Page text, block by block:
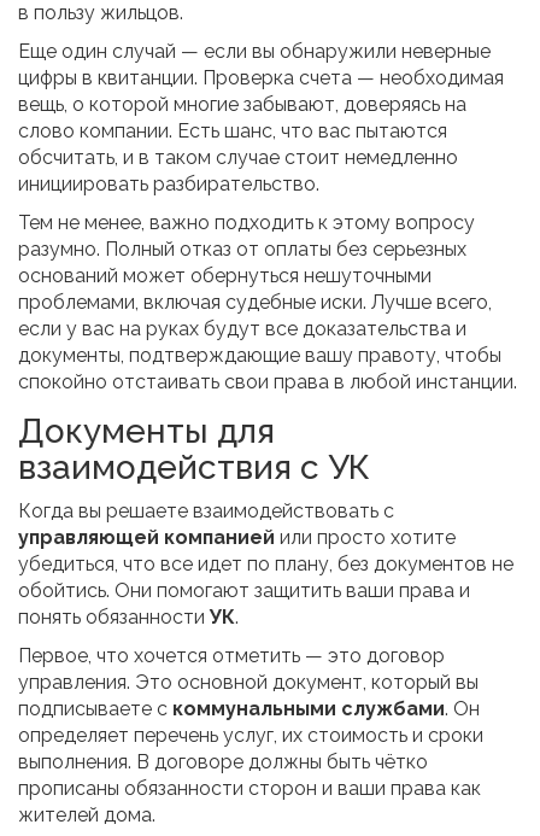
в пользу жильцов.
Еще один случай — если вы обнаружили неверные
цифры в квитанции. Проверка счета — необходимая
вещь, о которой многие забывают, доверяясь на
слово компании. Есть шанс, что вас пытаются
обсчитать, и в таком случае стоит немедленно
инициировать разбирательство.
Тем не менее, важно подходить к этому вопросу
разумно. Полный отказ от оплаты без серьезных
оснований может обернуться нешуточными
проблемами, включая судебные иски. Лучше всего,
если у вас на руках будут все доказательства и
документы, подтверждающие вашу правоту, чтобы
спокойно отстаивать свои права в любой инстанции.
Документы для
взаимодействия с УК
Когда вы решаете взаимодействовать с
управляющей компанией или просто хотите
убедиться, что все идет по плану, без документов не
обойтись. Они помогают защитить ваши права и
понять обязанностиУК.
Первое, что хочется отметить — это договор
управления. Это основной документ, который вы
подписываете с коммунальными службами. Он
определяет перечень услуг, их стоимость и сроки
выполнения. В договоре должны быть чётко
прописаны обязанности сторон и ваши права как
жителей дома.